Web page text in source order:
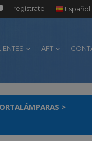
regístrate Español
AFT
>